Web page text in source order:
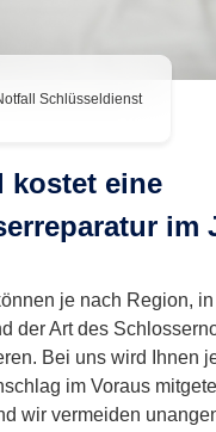
Schlüsseldienst
kostet eine
im
je nach Region,
der Art des
Bei uns wird Ihnen
im Voraus
wir vermeiden